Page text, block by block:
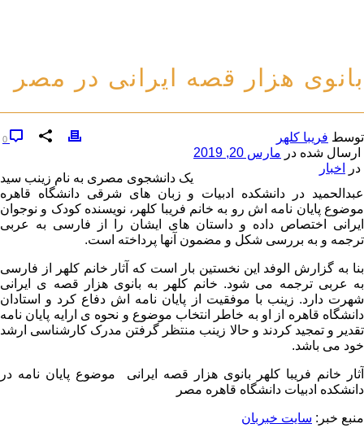
بانوی هزار قصه ایرانی در مصر
توسط فریبا کلهر
ارسال شده در مارس 20, 2019
در
اخبار
یک دانشجوی مصری به نام زینب سید
عبدالحمید در دانشکده ادبیات و زبان های شرقی دانشگاه قاهره
موضوع پایان نامه اش رو به خانم فریبا کلهر، نویسنده کودک و نوجوان
ایرانی اختصاص داده و داستان های ایشان را از فارسی به عربی
ترجمه و به بررسی شکل و مضمون آنها پرداخته است.
بنا به گزارش الوفد این نخستین بار است که آثار خانم کلهر از فارسی
به عربی ترجمه می شود. خانم کلهر به بانوی هزار قصه ی ایرانی
شهرت دارد. زینب با موفقیت از پایان نامه اش دفاع کرد و استادان
دانشگاه قاهره از او به خاطر انتخاب موضوع و نحوه ی ارایه پایان نامه
تقدیر و تمجید کردند و حالا زینب منتظر گرفتن مدرک کارشناسی ارشد
خود می باشد.
آثار خانم فریبا کلهر بانوی هزار قصه ایرانی موضوع پایان نامه در
دانشکده ادبیات دانشگاه قاهره مصر
منبع خبر: سایت خبربان